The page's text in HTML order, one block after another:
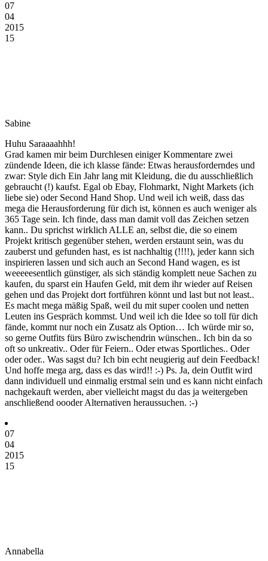
07
04
2015
15
Sabine
Huhu Saraaaahhh!
Grad kamen mir beim Durchlesen einiger Kommentare zwei
zündende Ideen, die ich klasse fände: Etwas herausforderndes und
zwar: Style dich Ein Jahr lang mit Kleidung, die du ausschließlich
gebraucht (!) kaufst. Egal ob Ebay, Flohmarkt, Night Markets (ich
liebe sie) oder Second Hand Shop. Und weil ich weiß, dass das
mega die Herausforderung für dich ist, können es auch weniger als
365 Tage sein. Ich finde, dass man damit voll das Zeichen setzen
kann.. Du sprichst wirklich ALLE an, selbst die, die so einem
Projekt kritisch gegenüber stehen, werden erstaunt sein, was du
zauberst und gefunden hast, es ist nachhaltig (!!!!), jeder kann sich
inspirieren lassen und sich auch an Second Hand wagen, es ist
weeeeesentlich günstiger, als sich ständig komplett neue Sachen zu
kaufen, du sparst ein Haufen Geld, mit dem ihr wieder auf Reisen
gehen und das Projekt dort fortführen könnt und last but not least..
Es macht mega mäßig Spaß, weil du mit super coolen und netten
Leuten ins Gespräch kommst. Und weil ich die Idee so toll für dich
fände, kommt nur noch ein Zusatz als Option… Ich würde mir so,
so gerne Outfits fürs Büro zwischendrin wünschen.. Ich bin da so
oft so unkreativ.. Oder für Feiern.. Oder etwas Sportliches.. Oder
oder oder.. Was sagst du? Ich bin echt neugierig auf dein Feedback!
Und hoffe mega arg, dass es das wird!! :-) Ps. Ja, dein Outfit wird
dann individuell und einmalig erstmal sein und es kann nicht einfach
nachgekauft werden, aber vielleicht magst du das ja weitergeben
anschließend oooder Alternativen heraussuchen. :-)
07
04
2015
15
Annabella